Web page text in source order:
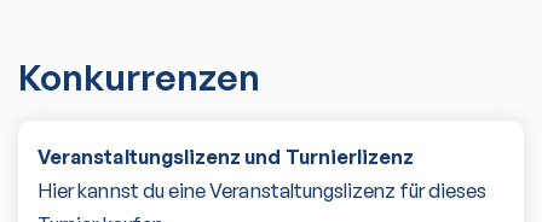
Konkurrenzen
Veranstaltungslizenz und Turnierlizenz
Hier kannst du eine Veranstaltungslizenz für dieses